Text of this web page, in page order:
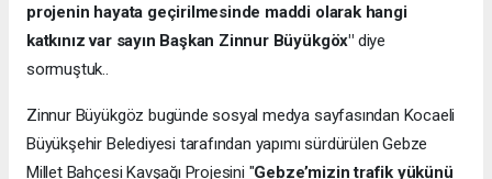
projenin hayata geçirilmesinde maddi olarak hangi
katkınız var sayın Başkan Zinnur Büyükgöx" diye
sormuştuk..
Zinnur Büyükgöz bugünde sosyal medya sayfasından Kocaeli
Büyükşehir Belediyesi tarafından yapımı sürdürülen Gebze
Millet Bahçesi Kavşağı Projesini "Gebze’mizin trafik yükünü